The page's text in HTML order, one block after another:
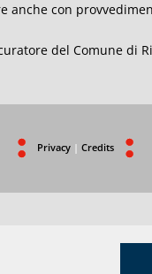
anche con
del Comune di
Privacy | Credits